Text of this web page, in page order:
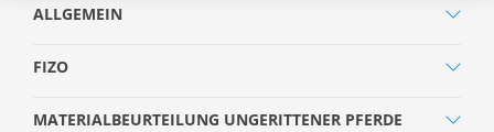
ALLGEMEIN
FIZO
MATERIALBEURTEILUNG UNGERITTENER PFERDE